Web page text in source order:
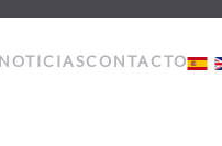
NOTICIASCONTACTO